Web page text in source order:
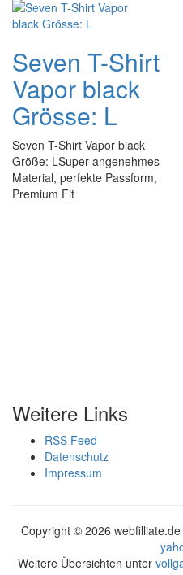
Seven T-Shirt
Vapor black
Grösse: L
Seven T-Shirt Vapor black
Größe: LSuper angenehmes
Material, perfekte Passform,
Premium Fit
Weitere Links
RSS Feed
Datenschutz
Impressum
Copyright © 2026
Weitere Übersichten unter